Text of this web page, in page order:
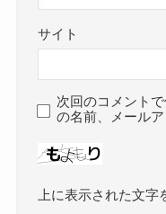
サイト
次回のコメント
の名前、メール
上に表示された文字